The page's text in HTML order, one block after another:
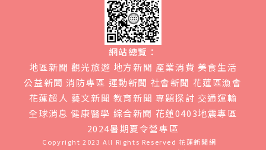
網站總覽：
地區新聞 觀光旅遊 地方新聞 產業消費 美食生活
公益新聞 消防專區 運動新聞 社會新聞 花蓮區漁會
花蓮超人 藝文新聞 教育新聞 專題探討 交通運輸
全球消息 健康醫學 綜合新聞 花蓮0403地震專區
2024暑期夏令營專區
Copyright 2023 All Rights Reserved花蓮新聞網